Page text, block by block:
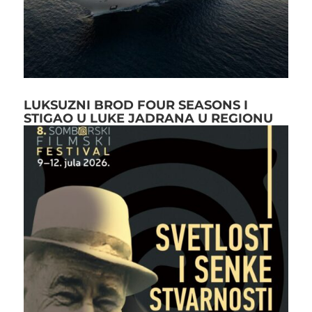
LUKSUZNI BROD FOUR SEASONS I
STIGAO U LUKE JADRANA U REGIONU